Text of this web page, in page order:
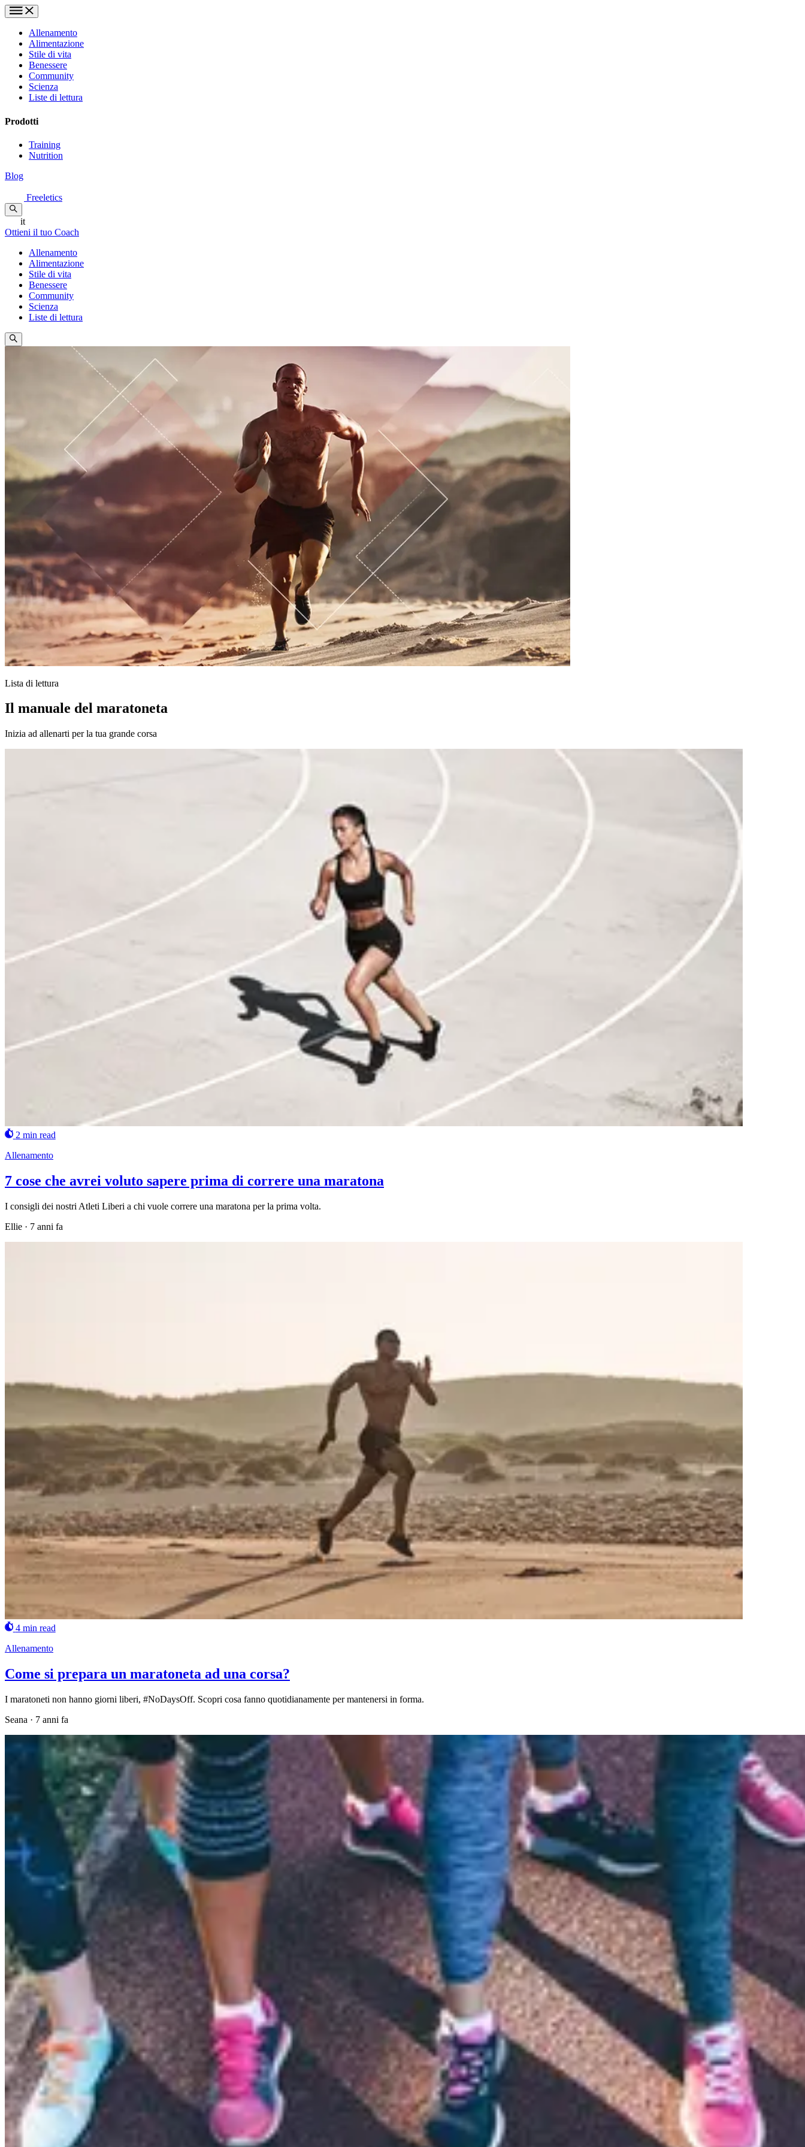
Allenamento
Alimentazione
Stile di vita
Benessere
Community
Scienza
Liste di lettura
Prodotti
Training
Nutrition
Blog
Freeletics
it
Ottieni il tuo Coach
Allenamento
Alimentazione
Stile di vita
Benessere
Community
Scienza
Liste di lettura
Lista di lettura
Il manuale del maratoneta
Inizia ad allenarti per la tua grande corsa
2 min read
Allenamento
7 cose che avrei voluto sapere prima di correre una maratona
I consigli dei nostri Atleti Liberi a chi vuole correre una maratona per la prima volta.
Ellie · 7 anni fa
4 min read
Allenamento
Come si prepara un maratoneta ad una corsa?
I maratoneti non hanno giorni liberi, #NoDaysOff. Scopri cosa fanno quotidianamente per mantenersi in forma.
Seana · 7 anni fa